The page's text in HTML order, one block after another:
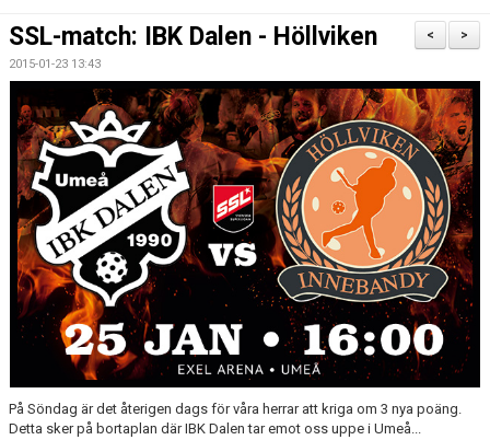
KALENDER
MEDLEMSKAP
OM FÖRENINGEN
KONTAKT
>
<
SSL-match: IBK Dalen - Höllviken
2015-01-23 13:43
På Söndag är det återigen dags för våra herrar att kriga om 3 nya poäng.
Detta sker på bortaplan där IBK Dalen tar emot oss uppe i Umeå...